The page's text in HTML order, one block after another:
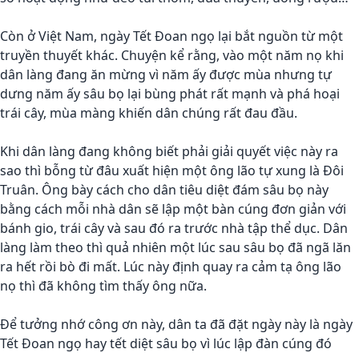
Còn ở Việt Nam, ngày Tết Đoan ngọ lại bắt nguồn từ một
truyền thuyết khác. Chuyện kể rằng, vào một năm nọ khi
dân làng đang ăn mừng vì năm ấy được mùa nhưng tự
dưng năm ấy sâu bọ lại bùng phát rất mạnh và phá hoại
trái cây, mùa màng khiến dân chúng rất đau đầu.
Khi dân làng đang không biết phải giải quyết việc này ra
sao thì bỗng từ đâu xuất hiện một ông lão tự xung là Đôi
Truân. Ông bày cách cho dân tiêu diệt đám sâu bọ này
bằng cách mỗi nhà dân sẽ lập một bàn cúng đơn giản với
bánh gio, trái cây và sau đó ra trước nhà tập thể dục. Dân
làng làm theo thì quả nhiên một lúc sau sâu bọ đã ngã lăn
ra hết rồi bò đi mất. Lúc này định quay ra cảm tạ ông lão
nọ thì đã không tìm thấy ông nữa.
Để tưởng nhớ công ơn này, dân ta đã đặt ngày này là ngày
Tết Đoan ngọ hay tết diệt sâu bọ vì lúc lập đàn cúng đó